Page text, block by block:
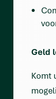
Geld
Komt